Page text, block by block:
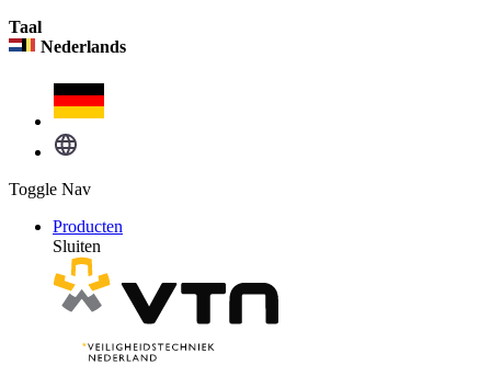
Taal
Nederlands
Toggle Nav
Producten
Sluiten